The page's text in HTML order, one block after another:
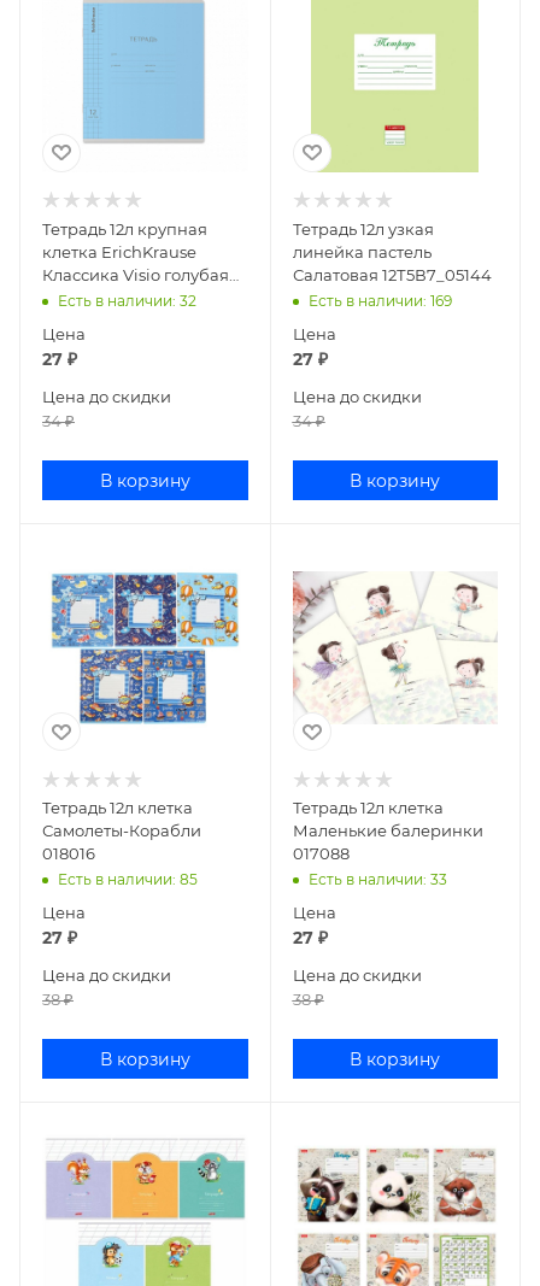
Тетрадь 12л крупная
клетка ErichKrause
Классика Visio голубая
46472
Есть в наличии: 32
Цена
27 ₽
Цена до скидки
34₽
В корзину
Тетрадь 12л узкая
линейка пастель
Салатовая 12Т5В7_05144
Есть в наличии: 169
Цена
27₽
Цена до скидки
34₽
В корзину
Тетрадь 12л клетка
Самолеты-Корабли
018016
Есть в наличии: 85
Цена
27 ₽
Цена до скидки
38₽
В корзину
Тетрадь 12л клетка
Маленькие балеринки
017088
Есть в наличии: 33
Цена
27₽
Цена до скидки
38₽
В корзину